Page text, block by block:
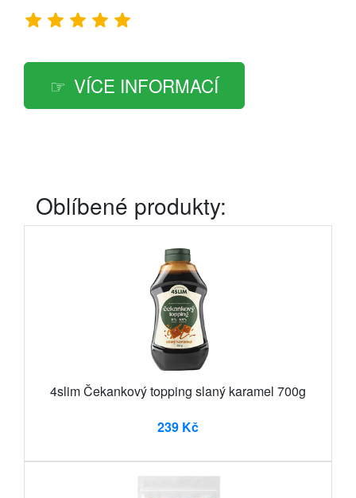
VÍCE INFORMACÍ
Oblíbené produkty:
4slim Čekankový topping slaný karamel 700g
239 Kč